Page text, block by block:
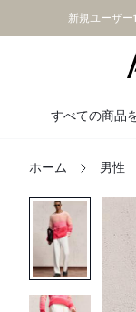
新規ユーザー
すべての商品
ホーム 男性